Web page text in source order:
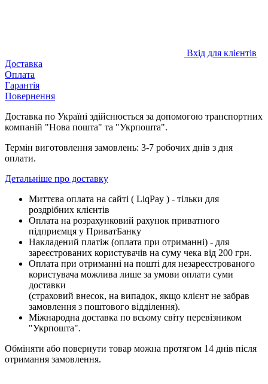
Вхід для клієнтів
Доставка
Оплата
Гарантія
Повернення
Доставка по Україні здійснюється за допомогою транспортних
компаній "Нова пошта" та "Укрпошта".
Термін виготовлення замовлень: 3-7 робочих днів з дня
оплати.
Детальніше про доставку
Миттєва оплата на сайті ( LiqPay ) - тільки для
роздрібних клієнтів
Оплата на розрахунковий рахунок приватного
підприємця у ПриватБанку
Накладений платіж (оплата при отриманні) - для
зареєстрованих користувачів на суму чека від 200 грн.
Оплата при отриманні на пошті для незареєстрованого
користувача можлива лише за умови оплати суми
доставки
(страховий внесок, на випадок, якщо клієнт не забрав
замовлення з поштового відділення).
Міжнародна доставка по всьому світу перевізником
"Укрпошта".
Обміняти або повернути товар можна протягом 14 днів після
отримання замовлення.